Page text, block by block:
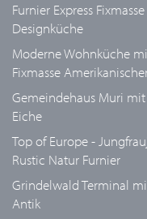
Furnier Express
Designküche
Moderne Wohnküche
Fixmasse
Gemeindehaus Muri mit
Eiche
Top of Europe -
Rustic Natur Furnier
Grindelwald Terminal
Antik